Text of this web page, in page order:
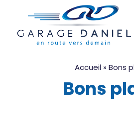
Accueil » Bons
Bons